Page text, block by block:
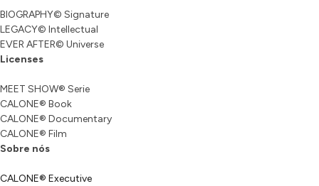
BIOGRAPHY© Signature
LEGACY© Intellectual
EVER AFTER© Universe
Licenses
MEET SHOW® Serie
CALONE® Book
CALONE® Documentary
CALONE® Film
Sobre nós
CALONE® Executive